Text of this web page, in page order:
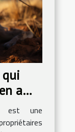
qui
a
est une